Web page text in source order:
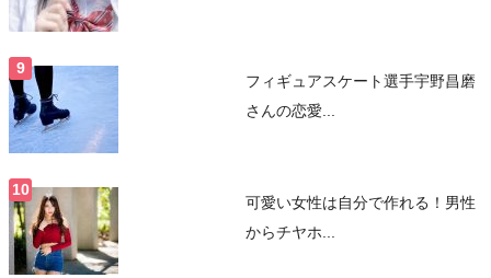
フィギュアスケート選手宇野昌磨
さんの恋愛...
可愛い女性は自分で作れる！男性
からチヤホ...